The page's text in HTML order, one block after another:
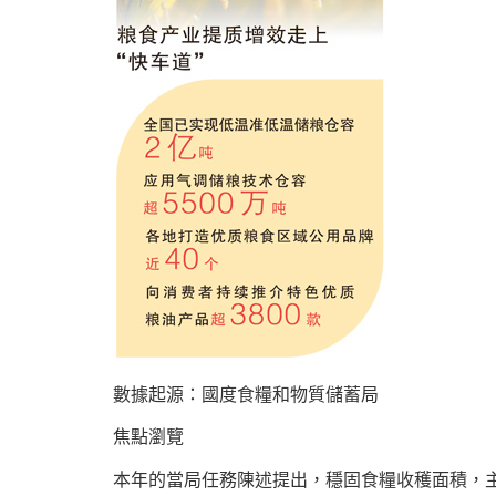
數據起源：國度食糧和物質儲蓄局
焦點瀏覽
本年的當局任務陳述提出，穩固食糧收穫面積，